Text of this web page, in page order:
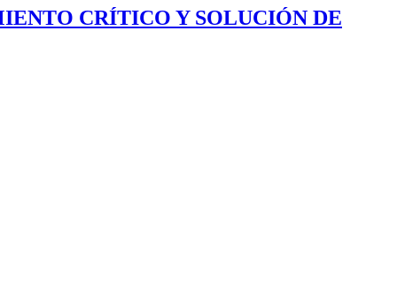
CRÍTICO Y SOLUCIÓN DE